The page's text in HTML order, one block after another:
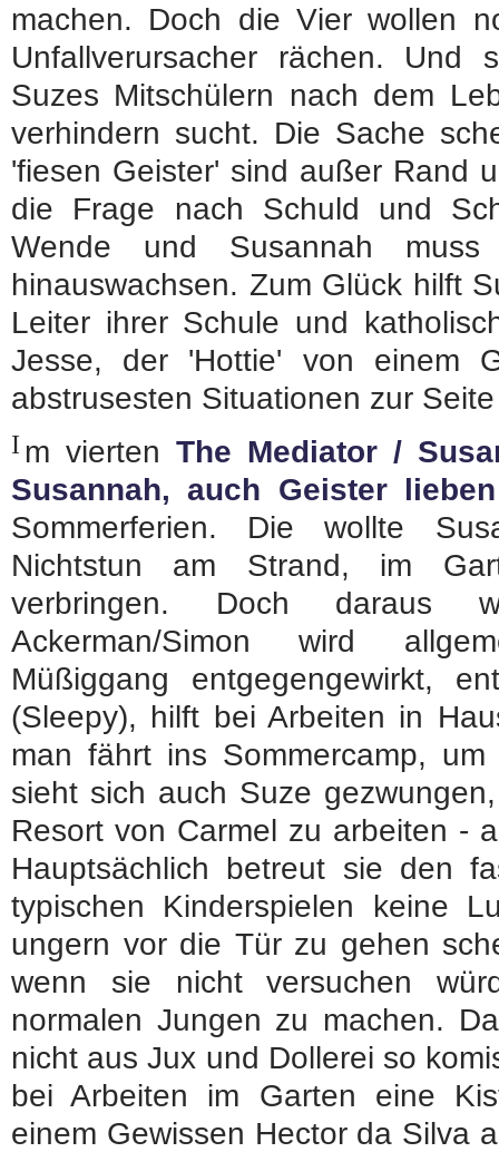
machen. Doch die Vier wollen
Unfallverursacher rächen.
Suzes Mitschülern nach dem
verhindern sucht. Die Sache
'fiesen Geister' sind außer Rand
die Frage nach Schuld und
Wende und Susannah
hinauswachsen. Zum Glück hilft
Leiter ihrer Schule und
Jesse, der 'Hottie' von einem
abstrusesten Situationen zur
I m vierten The Mediator /
Susannah, auch Geister
Sommerferien. Die wollte
Nichtstun am Strand, im
verbringen. Doch daraus
Ackerman/Simon wird
Müßiggang entgegengewirkt,
(Sleepy), hilft bei Arbeiten in
man fährt ins Sommercamp,
sieht sich auch Suze
Resort von Carmel zu arbeiten -
Hauptsächlich betreut sie den
typischen Kinderspielen keine
ungern vor die Tür zu gehen
wenn sie nicht versuchen
normalen Jungen zu machen.
nicht aus Jux und Dollerei so
bei Arbeiten im Garten eine
einem Gewissen Hector da Silva